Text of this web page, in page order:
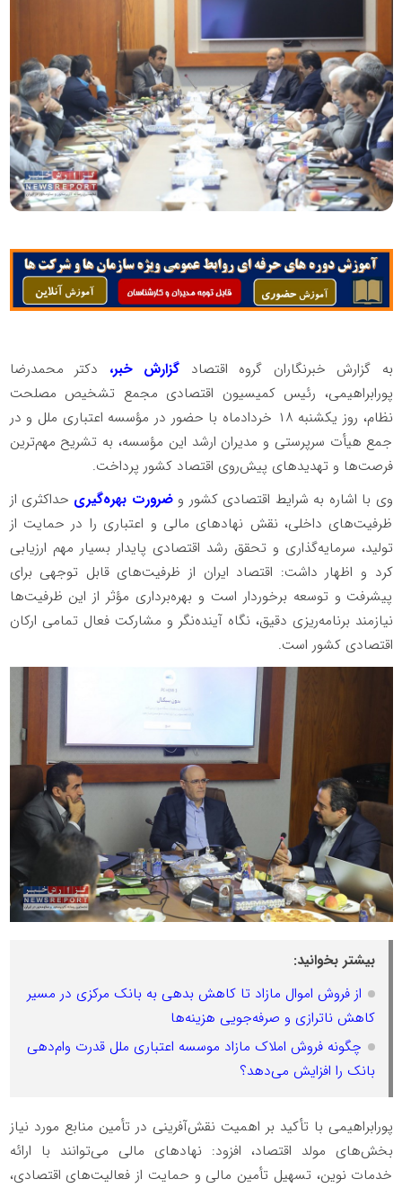
به گزارش خبرنگاران گروه اقتصاد گزارش خبر، دکتر محمدرضا
پورابراهیمی، رئیس کمیسیون اقتصادی مجمع تشخیص مصلحت
نظام، روز یکشنبه ۱۸ خردادماه با حضور در مؤسسه اعتباری ملل و در
جمع هیأت سرپرستی و مدیران ارشد این مؤسسه، به تشریح مهم‌ترین
فرصت‌ها و تهدیدهای پیش‌روی اقتصاد کشور پرداخت.
وی با اشاره به شرایط اقتصادی کشور و ضرورت بهره‌گیری حداکثری از
ظرفیت‌های داخلی، نقش نهادهای مالی و اعتباری را در حمایت از
تولید، سرمایه‌گذاری و تحقق رشد اقتصادی پایدار بسیار مهم ارزیابی
کرد و اظهار داشت: اقتصاد ایران از ظرفیت‌های قابل توجهی برای
پیشرفت و توسعه برخوردار است و بهره‌برداری مؤثر از این ظرفیت‌ها
نیازمند برنامه‌ریزی دقیق، نگاه آینده‌نگر و مشارکت فعال تمامی ارکان
اقتصادی کشور است.
بیشتر بخوانید:
از فروش اموال مازاد تا کاهش بدهی به بانک مرکزی در مسیر
کاهش ناترازی و صرفه‌جویی هزینه‌ها
چگونه فروش املاک مازاد موسسه اعتباری ملل قدرت وام‌دهی
بانک را افزایش می‌دهد؟
پورابراهیمی با تأکید بر اهمیت نقش‌آفرینی در تأمین منابع مورد نیاز
بخش‌های مولد اقتصاد، افزود: نهادهای مالی می‌توانند با ارائه
خدمات نوین، تسهیل تأمین مالی و حمایت از فعالیت‌های اقتصادی،